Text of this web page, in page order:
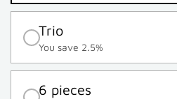
Trio
You save 2.5%
6 pieces